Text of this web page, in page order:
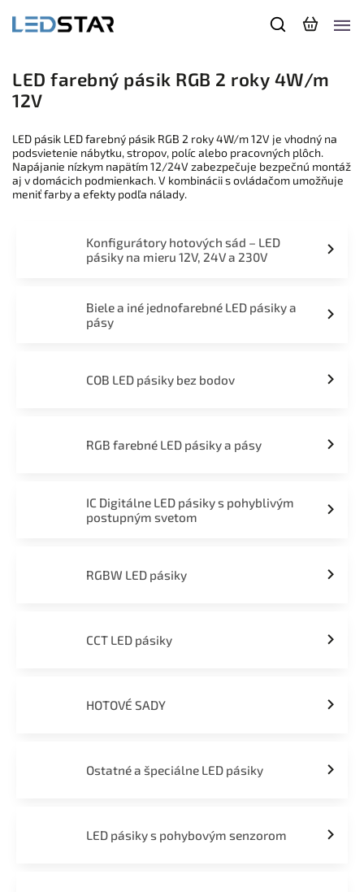
LED farebný pásik RGB 2 roky 4W/m
12V
LED pásik LED farebný pásik RGB 2 roky 4W/m 12V je vhodný na
podsvietenie nábytku, stropov, políc alebo pracovných plôch.
Napájanie nízkym napätím 12/24V zabezpečuje bezpečnú montáž
aj v domácich podmienkach. V kombinácii s ovládačom umožňuje
meniť farby a efekty podľa nálady.
Konfigurátory hotových sád – LED
pásiky na mieru 12V, 24V a 230V
Biele a iné jednofarebné LED pásiky a
pásy
COB LED pásiky bez bodov
RGB farebné LED pásiky a pásy
IC Digitálne LED pásiky s pohyblivým
postupným svetom
RGBW LED pásiky
CCT LED pásiky
HOTOVÉ SADY
Ostatné a špeciálne LED pásiky
LED pásiky s pohybovým senzorom